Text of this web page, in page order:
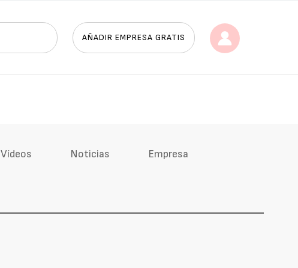
AÑADIR EMPRESA GRATIS
Vídeos Noticias Empresa